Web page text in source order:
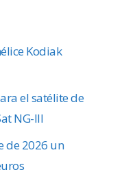
Kodiak
el satélite de
NG-III
de 2026 un